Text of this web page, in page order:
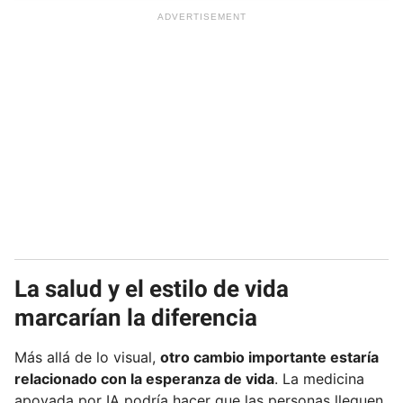
La salud y el estilo de vida
marcarían la diferencia
Más allá de lo visual, otro cambio importante estaría
relacionado con la esperanza de vida. La medicina